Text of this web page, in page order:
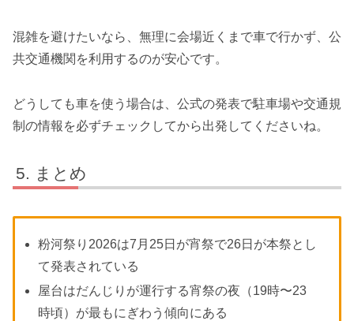
混雑を避けたいなら、無理に会場近くまで車で行かず、公
共交通機関を利用するのが安心です。
どうしても車を使う場合は、公式の発表で駐車場や交通規
制の情報を必ずチェックしてから出発してくださいね。
まとめ
粉河祭り2026は7月25日が宵祭で26日が本祭とし
て発表されている
屋台はだんじりが運行する宵祭の夜（19時〜23
時頃）が最もにぎわう傾向にある